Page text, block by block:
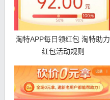
淘特APP每日领红包 淘特助力
红包活动规则